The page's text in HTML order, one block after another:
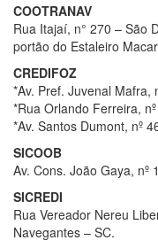
COOTRANAV
Rua Itajaí, n° 270 – São
portão do Estaleiro
CREDIFOZ
*Av. Pref. Juvenal Mafra,
*Rua Orlando Ferreira,
*Av. Santos Dumont, nº
SICOOB
Av. Cons. João Gaya, nº
SICREDI
Rua Vereador Nereu
Navegantes – SC.